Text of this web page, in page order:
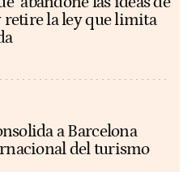
retire la ley que limita
a Barcelona
del turismo